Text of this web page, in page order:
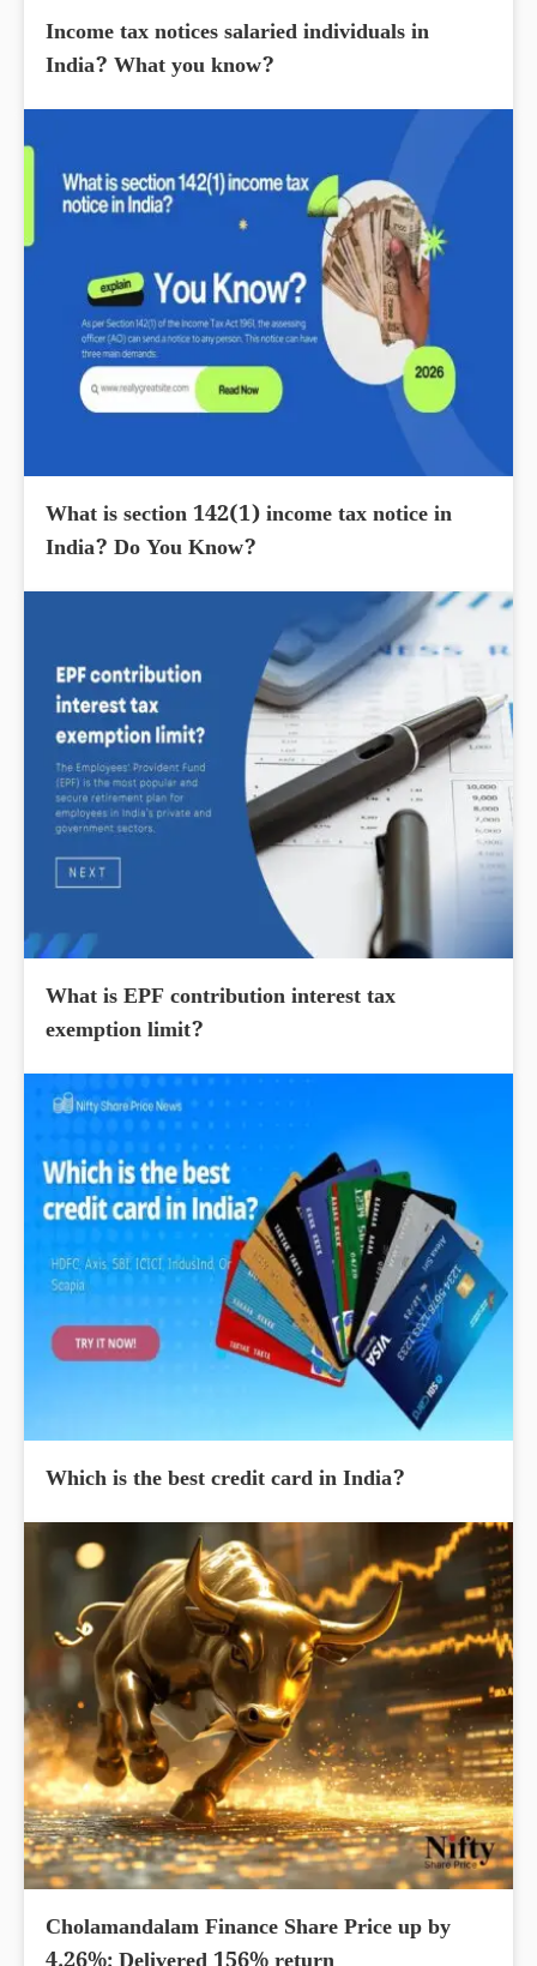
Income tax notices salaried individuals in
India? What you know?
What is section 142(1) income tax notice in
India? Do You Know?
What is EPF contribution interest tax
exemption limit?
Which is the best credit card in India?
Cholamandalam Finance Share Price up by